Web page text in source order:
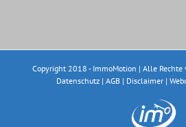
Copyright 2018 - ImmoMotion | Alle Rechte
Datenschutz| AGB| Disclaimer|